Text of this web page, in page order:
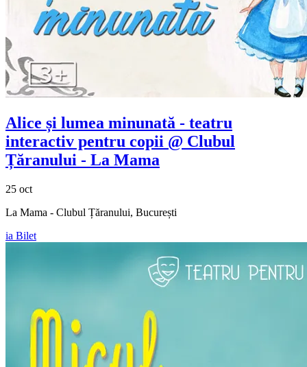
Alice și lumea minunată - teatru
interactiv pentru copii @ Clubul
Țăranului - La Mama
25 oct
La Mama - Clubul Țăranului, București
ia Bilet